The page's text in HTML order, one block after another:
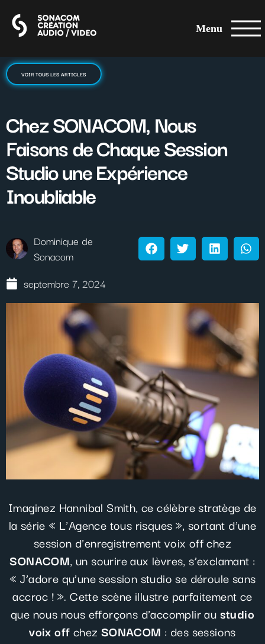
Menu
VOIR TOUS LES ARTICLES
Chez SONACOM, Nous
Faisons de Chaque Session
Studio une Expérience
Inoubliable
Dominique de
Sonacom
septembre 7, 2024
Imaginez Hannibal Smith, ce célèbre stratège de
la série « L’Agence tous risques », sortant d’une
session d’enregistrement voix off chez
SONACOM, un sourire aux lèvres, s’exclamant :
« J’adore qu’une session studio se déroule sans
accroc ! ». Cette scène illustre parfaitement ce
que nous nous efforçons d’accomplir austudio
voix offchez SONACOM : des sessions